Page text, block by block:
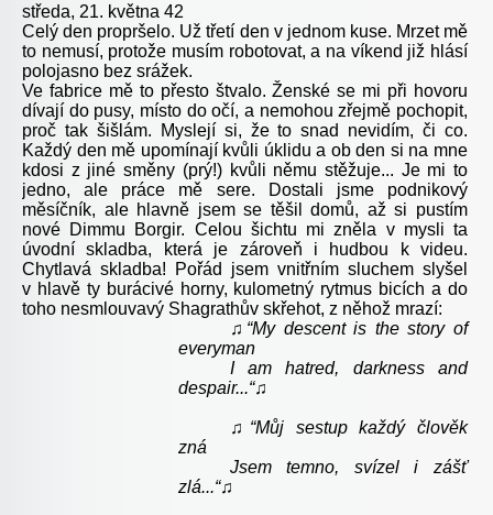
středa, 21. května 42
Celý den propršelo. Už třetí den v jednom kuse. Mrzet mě
to nemusí, protože musím robotovat, a na víkend již hlásí
polojasno bez srážek.
Ve fabrice mě to přesto štvalo. Ženské se mi při hovoru
dívají do pusy, místo do očí, a nemohou zřejmě pochopit,
proč tak šišlám. Myslejí si, že to snad nevidím, či co.
Každý den mě upomínají kvůli úklidu a ob den si na mne
kdosi z jiné směny (prý!) kvůli němu stěžuje... Je mi to
jedno, ale práce mě sere. Dostali jsme podnikový
měsíčník, ale hlavně jsem se těšil domů, až si pustím
nové Dimmu Borgir. Celou šichtu mi zněla v mysli ta
úvodní skladba, která je zároveň i hudbou k videu.
Chytlavá skladba! Pořád jsem vnitřním sluchem slyšel
v hlavě ty burácivé horny, kulometný rytmus bicích a do
toho nesmlouvavý Shagrathův skřehot, z něhož mrazí:
♫ “My descent is the story of
everyman
I am hatred, darkness and
despair...“♫
♫“Můj sestup každý člověk
zná
Jsem temno, svízel i zášť
zlá...“♫